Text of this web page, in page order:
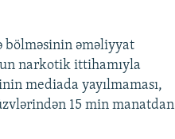
bölməsinin əməliyyat
narkotik ittihamıyla
mediada yayılmaması,
15 min manatdan